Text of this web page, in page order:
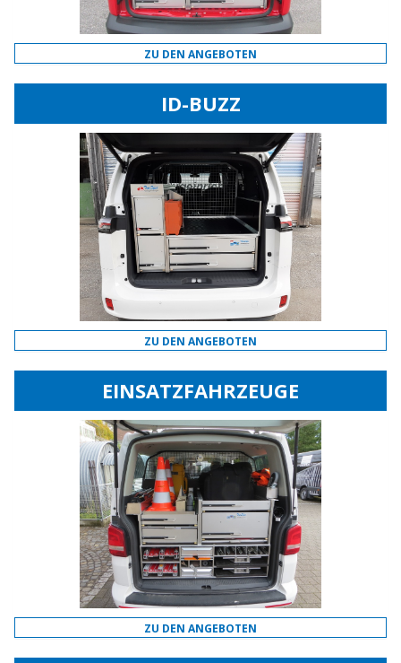
ZU DEN ANGEBOTEN
ID-BUZZ
ZU DEN ANGEBOTEN
EINSATZFAHRZEUGE
ZU DEN ANGEBOTEN